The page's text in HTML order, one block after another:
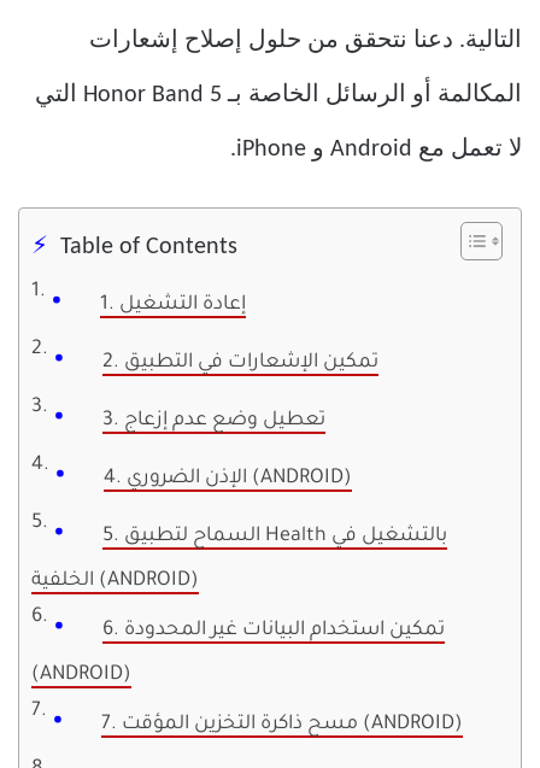
التالية. دعنا نتحقق من حلول إصلاح إشعارات
المكالمة أو الرسائل الخاصة بـ Honor Band 5 التي
لا تعمل مع Android و iPhone.
Table of Contents
1. إعادة التشغيل
2. تمكين الإشعارات في التطبيق
3. تعطيل وضع عدم إزعاج
4. الإذن الضروري (ANDROID)
5. السماح لتطبيق Health بالتشغيل في
الخلفية (ANDROID)
6. تمكين استخدام البيانات غير المحدودة
(ANDROID)
7. مسح ذاكرة التخزين المؤقت (ANDROID)